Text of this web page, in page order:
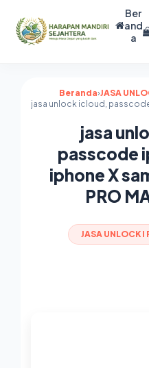
Ber
and
a
Beranda›JASA
jasa
passcode
iphone X
PRO
JASA UNLOCK I